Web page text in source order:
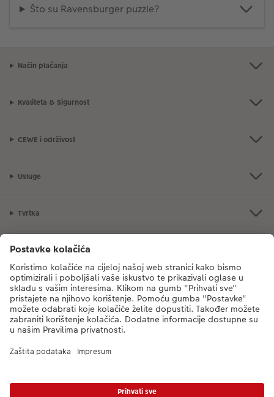
Što su Ravensburger puzzle?
Način plaćanja
Kvaliteta & Sigurnost
CEWE i održivost
Usluge
Tvrtka
Ponuda proizvoda
CEWE Fotosvijet
Poštovani, novi broj CEWE službe za korisnike jedm-foto@cewe.hr